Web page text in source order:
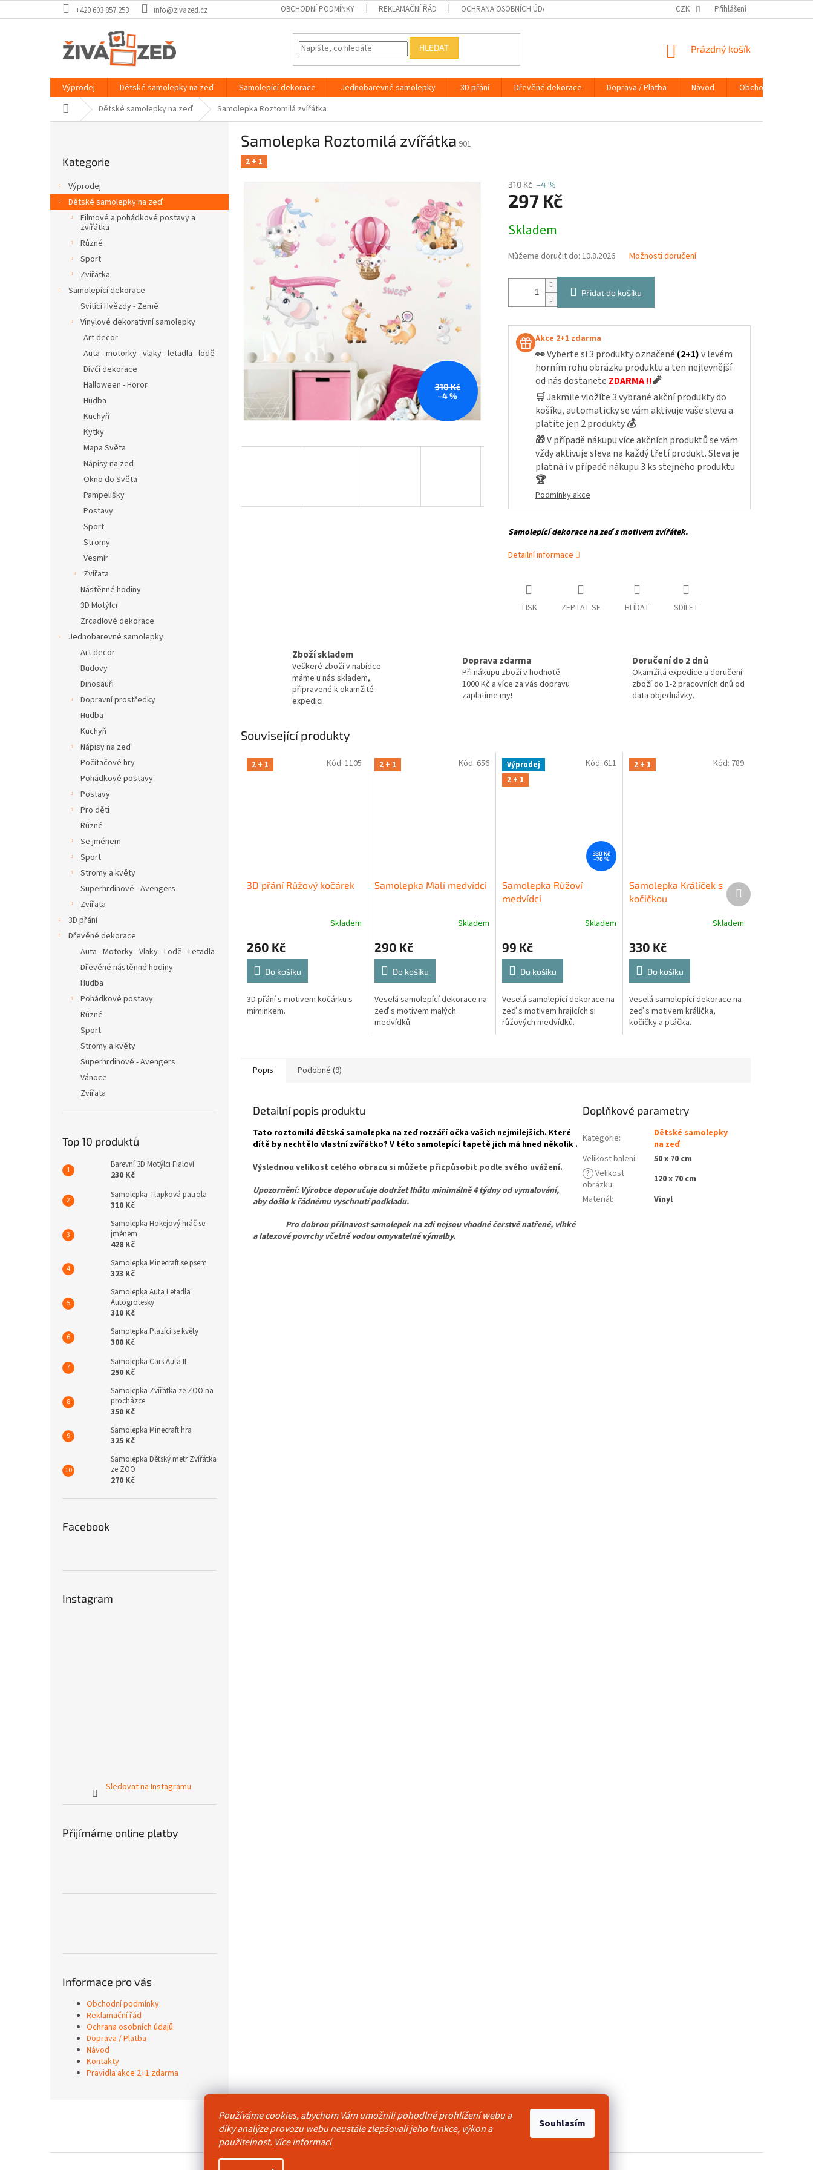
Používáme cookies, abychom Vám umožnili pohodlné prohlížení webu a
díky analýze provozu webu neustále zlepšovali jeho funkce, výkon a
použitelnost. Více informací
Souhlasím
na
+420 603 857 253 info@zivazed.cz OBCHODNÍ PODMÍNKY REKLAMAČNÍ ŘÁD OCHRANA OSOBNÍCH ÚDAJŮ NÁVOD KONTAKTY
CZK Přihlášení
HLEDAT
NÁKUPNÍ
Prázdný košík
Výprodej Dětské samolepky na zeď Samolepící dekorace Jednobarevné samolepky 3D přání Dřevěné dekorace Doprava / Platba Návod
Obchodní podmínky
Domů Dětské samolepky na zeď Samolepka Roztomilá zvířátka
a
n
kategorie
Kategorie
Výprodej
Dětské samolepky na zeď
Filmové a pohádkové postavy a
zvířátka
Různé
Sport
Zvířátka
Samolepící dekorace
Svítící Hvězdy - Země
Vinylové dekorativní samolepky
Art decor
Auta - motorky - vlaky - letadla - lodě
Dívčí dekorace
Halloween - Horor
Hudba
Kuchyň
Kytky
Mapa Světa
Nápisy na zeď
Okno do Světa
Pampelišky
Postavy
Sport
Stromy
Vesmír
Zvířata
Nástěnné hodiny
3D Motýlci
Zrcadlové dekorace
Jednobarevné samolepky
Art decor
Budovy
Dinosauři
Dopravní prostředky
Hudba
Kuchyň
Nápisy na zeď
Počítačové hry
Pohádkové postavy
Postavy
Pro děti
Různé
Se jménem
Sport
Stromy a květy
Superhrdinové - Avengers
Zvířata
3D přání
Dřevěné dekorace
Auta - Motorky - Vlaky - Lodě - Letadla
Dřevěné nástěnné hodiny
Hudba
Pohádkové postavy
Různé
Sport
Stromy a květy
Superhrdinové - Avengers
Vánoce
Zvířata
Top 10 produktů
Barevní 3D Motýlci Fialoví
230 Kč
Samolepka Tlapková patrola
310 Kč
Samolepka Hokejový hráč se
jménem
428 Kč
Samolepka Minecraft se psem
323 Kč
Samolepka Auta Letadla
Autogrotesky
310 Kč
Samolepka Plazící se květy
300 Kč
Samolepka Cars Auta II
250 Kč
Samolepka Zvířátka ze ZOO na
procházce
350 Kč
Samolepka Minecraft hra
325 Kč
Samolepka Dětský metr Zvířátka
ze ZOO
270 Kč
Facebook
Instagram
Sledovat na Instagramu
Přijímáme online platby
Informace pro vás
Obchodní podmínky
Reklamační řád
Ochrana osobních údajů
Doprava / Platba
Návod
Kontakty
Pravidla akce 2+1 zdarma
Samolepka Roztomilá zvířátka 901
2 + 1
310 Kč
–4 %
310 Kč –4 %
297 Kč
cena:
Skladem
Můžeme doručit do: 10.8.2026 Možnosti doručení
Přidat do košíku
Akce 2+1 zdarma
👀Vyberte si 3 produkty označené (2+1)v levém
horním rohu obrázku produktu a ten nejlevnější
od nás dostanete ZDARMA !!🧨
🛒Jakmile vložíte 3 vybrané akční produkty do
košíku, automaticky se vám aktivuje vaše sleva a
platíte jen 2 produkty💰
🎁V případě nákupu více akčních produktů se vám
vždy aktivuje sleva na každý třetí produkt. Sleva je
platná i v případě nákupu 3 ks stejného produktu
🏆
Podmínky akce
Samolepící dekorace na zeďs motivem zvířátek.
Detailní informace
TISK ZEPTAT SE HLÍDAT SDÍLET
Zboží skladem
Veškeré zboží v nabídce
máme u nás skladem,
připravené k okamžité
expedici.
Doprava zdarma
Při nákupu zboží v hodnotě
1000 Kč a více za vás dopravu
zaplatíme my!
Doručení do 2 dnů
Okamžitá expedice a doručení
zboží do 1-2 pracovních dnů od
data objednávky.
Související produkty
2 + 1
3D přání Růžový kočárek
Skladem
260 Kč
Do košíku
3D přání s motivem kočárku s
miminkem.
Kód: 1105 2 + 1
Samolepka Malí medvídci
Skladem
290 Kč
Do košíku
Veselá samolepící dekorace na
zeď s motivem malých
medvídků.
Kód: 656
Výprodej
2 + 1
330 Kč
–70 %
Samolepka Růžoví
medvídci
Skladem
99 Kč
Do košíku
Veselá samolepící dekorace na
zeď s motivem hrajících si
růžových medvídků.
Kód: 611 2 + 1
Samolepka Králíček s
kočičkou
Skladem
330 Kč
Do košíku
Veselá samolepící dekorace na
zeď s motivem králíčka,
kočičky a ptáčka.
Kód: 789
Další
produkt
Popis Podobné (9)
Detailní popis produktu
Tato roztomilá dětská samolepka na zeď rozzáří očka vašich nejmilejších. Které
dítě by nechtělo vlastní zvířátko? V této samolepící tapetě jich má hned několik .
Výslednou velikost celého obrazu si můžete přizpůsobit podle svého uvážení.
Upozornění: Výrobce doporučuje dodržet lhůtu minimálně 4 týdny od vymalování,
aby došlo k řádnému vyschnutí podkladu.
Pro dobrou přilnavost samolepek na zdi nejsou vhodné čerstvě natřené, vlhké
a latexové povrchy včetně vodou omyvatelné výmalby.
Doplňkové parametry
Kategorie:
Dětské samolepky
na zeď
Velikost balení:
50 x 70 cm
? Velikost
obrázku:
120 x 70 cm
Materiál: Vinyl
Obchodní podmínky Reklamační řád Ochrana osobních údajů Kontakty Pravidla akce 2+1 zdarma